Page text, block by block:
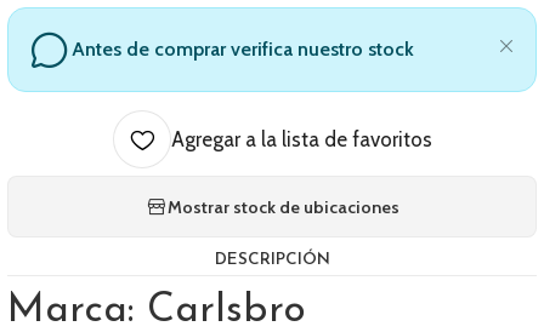
Antes de comprar verifica nuestro stock
Agregar a la lista de favoritos
Mostrar stock de ubicaciones
DESCRIPCIÓN
Marca: Carlsbro